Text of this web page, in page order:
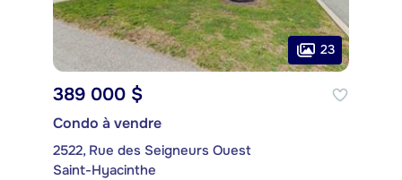
23
389 000 $
Condo à vendre
2522, Rue des Seigneurs Ouest
Saint-Hyacinthe